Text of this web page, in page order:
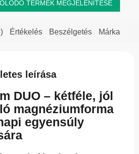
TERMÉK MEGJELENÍTÉSE
Értékelés Beszélgetés Márka
leírása
DUO – kétféle, jól
magnéziumforma
egyensúly